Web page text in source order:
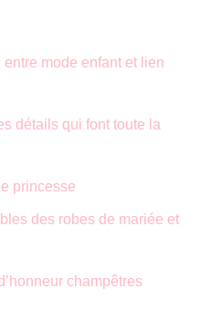
entre mode enfant et lien
détails qui font toute la
princesse
des robes de mariée et
champêtres